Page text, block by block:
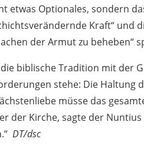
etwas Optionales, sondern
Kraft“ und
der Armut zu beheben“
biblische Tradition mit der
stehe: Die Haltung
müsse das
der Kirche, sagte der
DT/dsc